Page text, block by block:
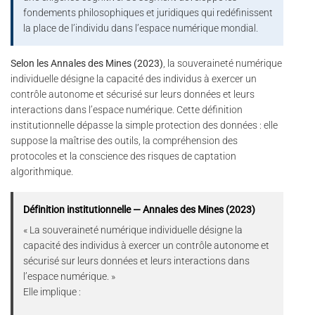
fondements philosophiques et juridiques qui redéfinissent
la place de l’individu dans l’espace numérique mondial.
Selon les Annales des Mines (2023) , la souveraineté numérique
individuelle désigne la capacité des individus à exercer un
contrôle autonome et sécurisé sur leurs données et leurs
interactions dans l’espace numérique. Cette définition
institutionnelle dépasse la simple protection des données : elle
suppose la maîtrise des outils, la compréhension des
protocoles et la conscience des risques de captation
algorithmique.
Définition institutionnelle — Annales des Mines (2023)
« La souveraineté numérique individuelle désigne la
capacité des individus à exercer un contrôle autonome et
sécurisé sur leurs données et leurs interactions dans
l’espace numérique. »
Elle implique :